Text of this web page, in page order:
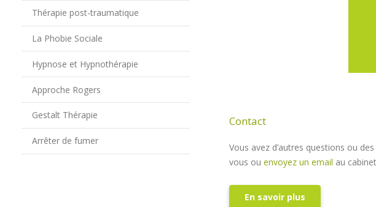
Contact
Vous avez d’autres questions ou
vous ou envoyez un email au
En savoir plus
Thérapie post-traumatique
La Phobie Sociale
Hypnose et Hypnothérapie
Approche Rogers
Gestalt Thérapie
Arrêter de fumer